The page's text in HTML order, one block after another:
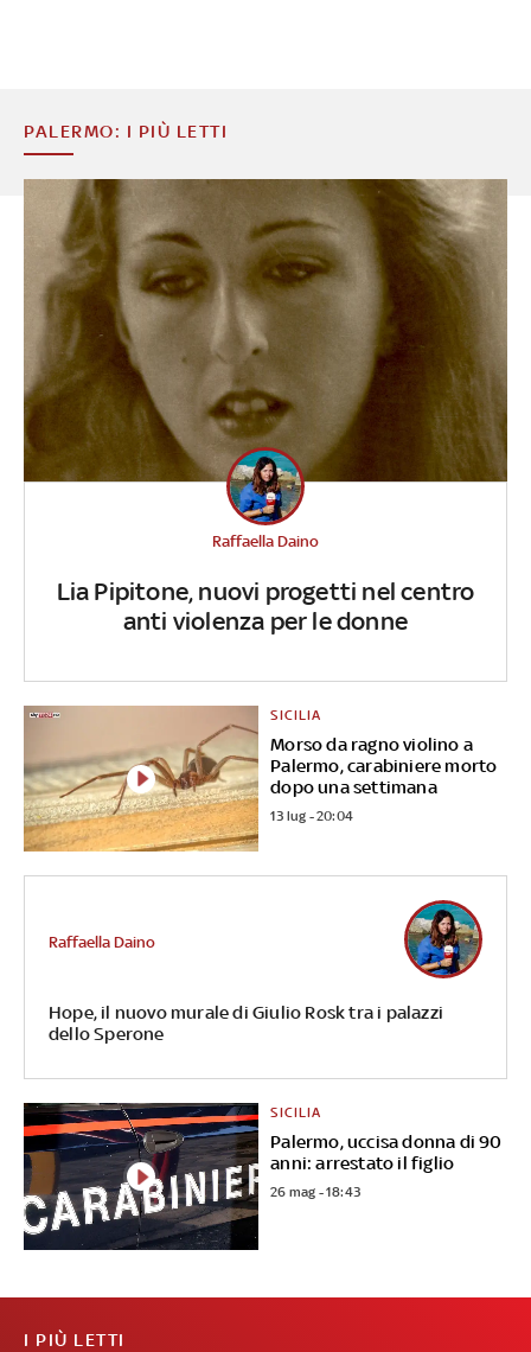
PALERMO: I PIÙ LETTI
Lia Pipitone, nuovi progetti nel centro
anti violenza per le donne
Raffaella Daino
Morso da ragno violino a
Palermo, carabiniere morto
dopo una settimana
SICILIA
13 lug - 20:04
Hope, il nuovo murale di Giulio Rosk tra i palazzi
dello Sperone
Raffaella Daino
Palermo, uccisa donna di 90
anni: arrestato il figlio
SICILIA
26 mag - 18:43
I PIÙ LETTI